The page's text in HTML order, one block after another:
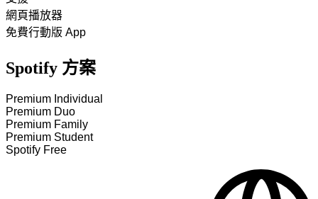
網頁播放器
免費行動版 App
Spotify 方案
Premium Individual
Premium Duo
Premium Family
Premium Student
Spotify Free